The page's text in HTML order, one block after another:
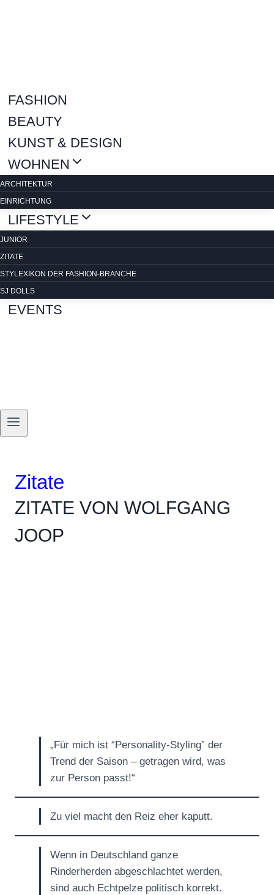
FASHION
BEAUTY
KUNST & DESIGN
WOHNEN
ARCHITEKTUR
EINRICHTUNG
LIFESTYLE
JUNIOR
ZITATE
STYLEXIKON DER FASHION-BRANCHE
SJ DOLLS
EVENTS
Zitate
ZITATE VON WOLFGANG
JOOP
„Für mich ist “Personality-Styling” der
Trend der Saison – getragen wird, was
zur Person passt!“
Zu viel macht den Reiz eher kaputt.
Wenn in Deutschland ganze
Rinderherden abgeschlachtet werden,
sind auch Echtpelze politisch korrekt.